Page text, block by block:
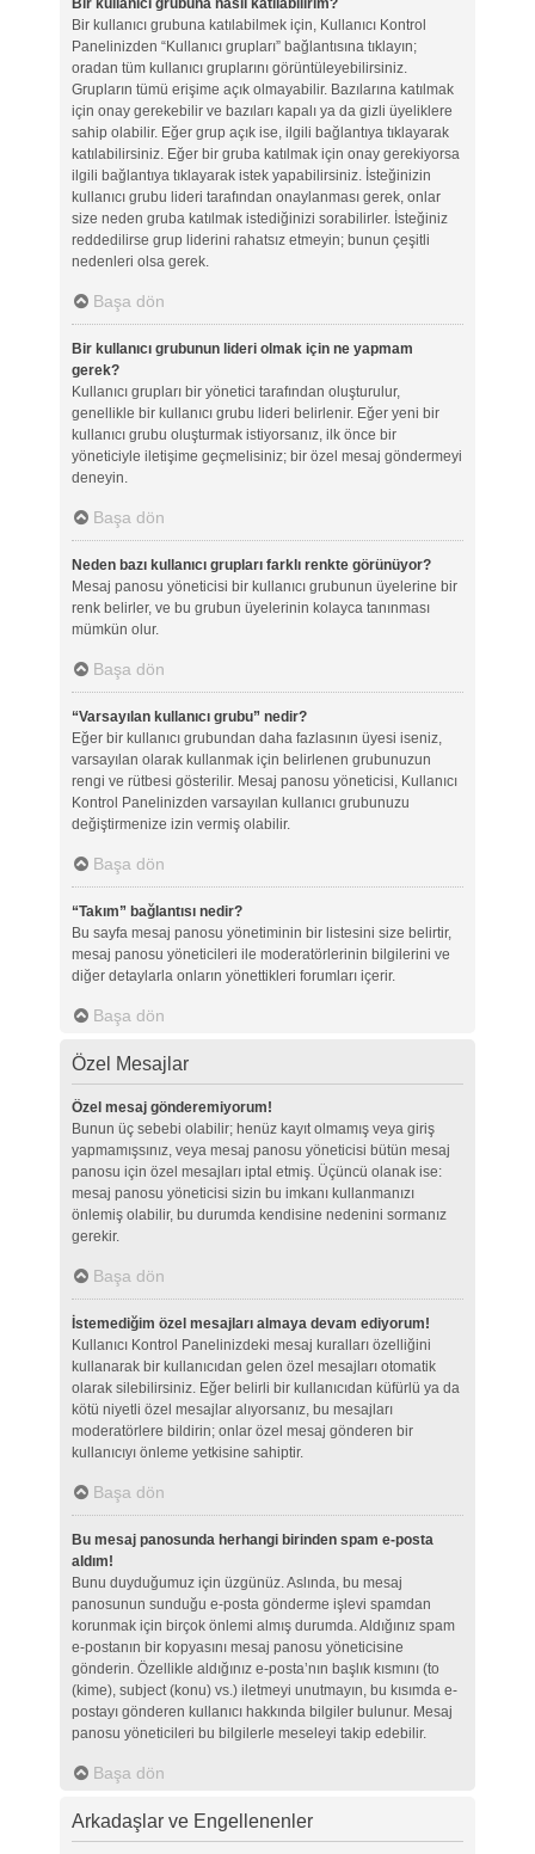
Bir kullanıcı grubuna nasıl katılabilirim?
Bir kullanıcı grubuna katılabilmek için, Kullanıcı Kontrol
Panelinizden “Kullanıcı grupları” bağlantısına tıklayın;
oradan tüm kullanıcı gruplarını görüntüleyebilirsiniz.
Grupların tümü erişime açık olmayabilir. Bazılarına katılmak
için onay gerekebilir ve bazıları kapalı ya da gizli üyeliklere
sahip olabilir. Eğer grup açık ise, ilgili bağlantıya tıklayarak
katılabilirsiniz. Eğer bir gruba katılmak için onay gerekiyorsa
ilgili bağlantıya tıklayarak istek yapabilirsiniz. İsteğinizin
kullanıcı grubu lideri tarafından onaylanması gerek, onlar
size neden gruba katılmak istediğinizi sorabilirler. İsteğiniz
reddedilirse grup liderini rahatsız etmeyin; bunun çeşitli
nedenleri olsa gerek.
Başa dön
Bir kullanıcı grubunun lideri olmak için ne yapmam
gerek?
Kullanıcı grupları bir yönetici tarafından oluşturulur,
genellikle bir kullanıcı grubu lideri belirlenir. Eğer yeni bir
kullanıcı grubu oluşturmak istiyorsanız, ilk önce bir
yöneticiyle iletişime geçmelisiniz; bir özel mesaj göndermeyi
deneyin.
Başa dön
Neden bazı kullanıcı grupları farklı renkte görünüyor?
Mesaj panosu yöneticisi bir kullanıcı grubunun üyelerine bir
renk belirler, ve bu grubun üyelerinin kolayca tanınması
mümkün olur.
Başa dön
“Varsayılan kullanıcı grubu” nedir?
Eğer bir kullanıcı grubundan daha fazlasının üyesi iseniz,
varsayılan olarak kullanmak için belirlenen grubunuzun
rengi ve rütbesi gösterilir. Mesaj panosu yöneticisi, Kullanıcı
Kontrol Panelinizden varsayılan kullanıcı grubunuzu
değiştirmenize izin vermiş olabilir.
Başa dön
“Takım” bağlantısı nedir?
Bu sayfa mesaj panosu yönetiminin bir listesini size belirtir,
mesaj panosu yöneticileri ile moderatörlerinin bilgilerini ve
diğer detaylarla onların yönettikleri forumları içerir.
Başa dön
Özel Mesajlar
Özel mesaj gönderemiyorum!
Bunun üç sebebi olabilir; henüz kayıt olmamış veya giriş
yapmamışsınız, veya mesaj panosu yöneticisi bütün mesaj
panosu için özel mesajları iptal etmiş. Üçüncü olanak ise:
mesaj panosu yöneticisi sizin bu imkanı kullanmanızı
önlemiş olabilir, bu durumda kendisine nedenini sormanız
gerekir.
Başa dön
İstemediğim özel mesajları almaya devam ediyorum!
Kullanıcı Kontrol Panelinizdeki mesaj kuralları özelliğini
kullanarak bir kullanıcıdan gelen özel mesajları otomatik
olarak silebilirsiniz. Eğer belirli bir kullanıcıdan küfürlü ya da
kötü niyetli özel mesajlar alıyorsanız, bu mesajları
moderatörlere bildirin; onlar özel mesaj gönderen bir
kullanıcıyı önleme yetkisine sahiptir.
Başa dön
Bu mesaj panosunda herhangi birinden spam e-posta
aldım!
Bunu duyduğumuz için üzgünüz. Aslında, bu mesaj
panosunun sunduğu e-posta gönderme işlevi spamdan
korunmak için birçok önlemi almış durumda. Aldığınız spam
e-postanın bir kopyasını mesaj panosu yöneticisine
gönderin. Özellikle aldığınız e-posta’nın başlık kısmını (to
(kime), subject (konu) vs.) iletmeyi unutmayın, bu kısımda e-
postayı gönderen kullanıcı hakkında bilgiler bulunur. Mesaj
panosu yöneticileri bu bilgilerle meseleyi takip edebilir.
Başa dön
Arkadaşlar ve Engellenenler